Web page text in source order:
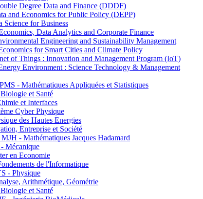
Degree Data and Finance (DDDF)
and Economics for Public Policy (DEPP)
for Business
Data Analytics and Corporate Finance
Engineering and Sustainability Management
for Smart Cities and Climate Policy
of Things : Innovation and Management Program (IoT)
Environment : Science Technology & Management
- Mathématiques Appliquées et Statistiques
et Santé
et Interfaces
Cyber Physique
des Hautes Energies
Entreprise et Société
- Mathématiques Jacques Hadamard
Mécanique
en Economie
de l'Informatique
- Physique
Arithmétique, Géométrie
et Santé